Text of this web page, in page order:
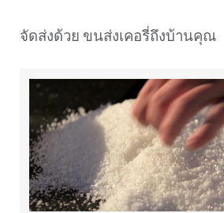
จัดส่งด้วย ขนส่งเคอรี่ถึงบ้านคุณ